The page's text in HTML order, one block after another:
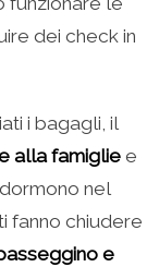
dei check in
i bagagli, il
alla famiglie e
nel
fanno chiudere
e